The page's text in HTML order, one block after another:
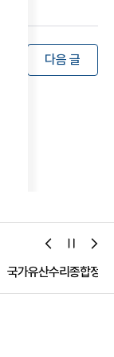
다음 글
국가유산수리종합정보